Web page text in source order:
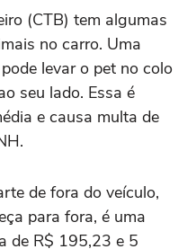
(CTB) tem algumas
no carro. Uma
levar o pet no colo
seu lado. Essa é
e causa multa de
de fora do veículo,
para fora, é uma
de R$ 195,23 e 5